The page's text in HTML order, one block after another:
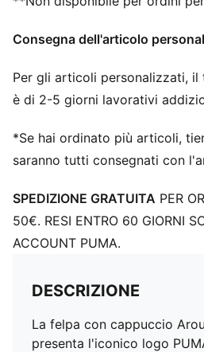
Consegna dell'articolo
Per gli articoli personalizzati,
è di 2-5 giorni lavorativi
*Se hai ordinato più articoli,
saranno tutti consegnati con
SPEDIZIONE GRATUITA PER
50€. RESI ENTRO 60 GIORNI
ACCOUNT PUMA.
DESCRIZIONE
La felpa con cappuccio
presenta l'iconico logo